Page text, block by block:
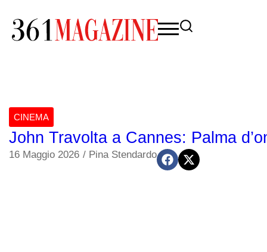
CINEMA
John Travolta a Cannes: Palma
16 Maggio 2026 / Pina Stendardo